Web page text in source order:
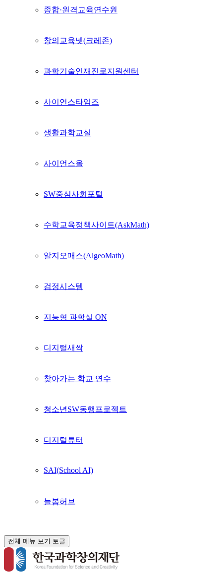
종합·원격교육연수원
창의교육넷(크레존)
과학기술인재진로지원센터
사이언스타임즈
생활과학교실
사이언스올
SW중심사회포털
수학교육정책사이트(AskMath)
알지오매스(AlgeoMath)
검정시스템
지능형 과학실 ON
디지털새싹
찾아가는 학교 연수
청소년SW동행프로젝트
디지털튜터
SAI(School AI)
늘봄허브
전체 메뉴 보기 토글